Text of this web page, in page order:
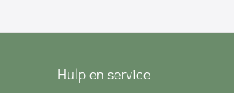
Hulp en service